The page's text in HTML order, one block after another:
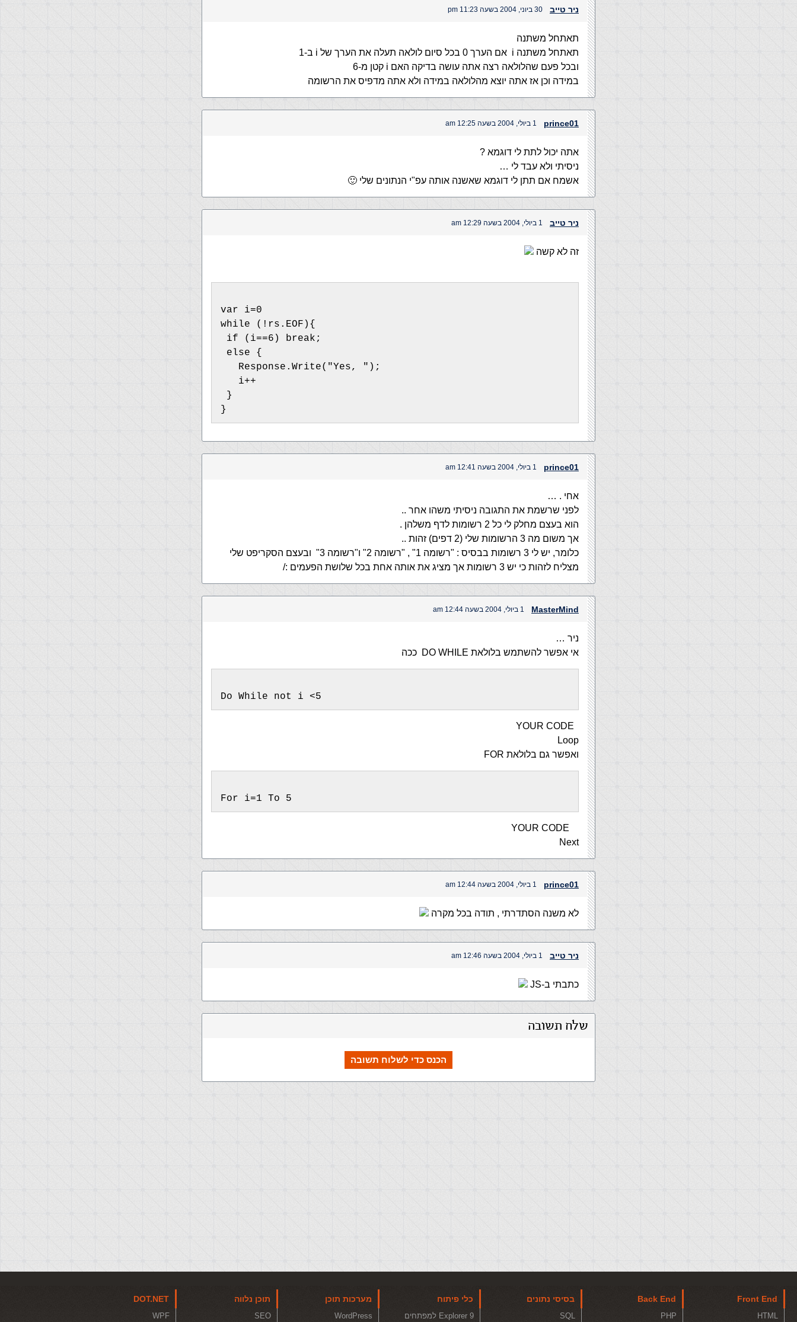
ניר טייב 30 ביוני, 2004 בשעה 11:23 pm
תאתחל משתנה
תאתחל משתנה i אם הערך 0 בכל סיום לולאה תעלה את הערך של i ב-1
ובכל פעם שהלולאה רצה אתה עושה בדיקה האם i קטן מ-6
במידה וכן אז אתה יוצא מהלולאה במידה ולא אתה מדפיס את הרשומה
prince01 1 ביולי, 2004 בשעה 12:25 am
אתה יכול לתת לי דוגמא ?
ניסיתי ולא עבד לי …
אשמח אם תתן לי דוגמא שאשנה אותה עפ"י הנתונים שלי 🙂
ניר טייב 1 ביולי, 2004 בשעה 12:29 am
זה לא קשה
var i=0
while (!rs.EOF){
if (i==6) break;
else {
Response.Write("Yes, ");
i++
}
}
prince01 1 ביולי, 2004 בשעה 12:41 am
אחי . …
לפני שרשמת את התגובה ניסיתי משהו אחר ..
הוא בעצם מחלק לי כל 2 רשומות לדף משלהן .
אך משום מה 3 הרשומות שלי (2 דפים) זהות ..
כלומר, יש לי 3 רשומות בבסיס : "רשומה 1" , "רשומה 2" ו"רשומה 3" ובעצם הסקריפט שלי
מצליח לזהות כי יש 3 רשומות אך מציג את אותה אחת בכל שלושת הפעמים :/
MasterMind 1 ביולי, 2004 בשעה 12:44 am
ניר …
אי אפשר להשתמש בלולאת DO WHILE ככה
Do While not i <5
Loop
ואפשר גם בלולאת FOR
For i=1 To 5
Next
prince01 1 ביולי, 2004 בשעה 12:44 am
לא משנה הסתדרתי , תודה בכל מקרה
ניר טייב 1 ביולי, 2004 בשעה 12:46 am
כתבתי ב-JS
שלח תשובה
הכנס כדי לשלוח תשובה
Front End
HTML
Back End
PHP
בסיסי נתונים
SQL
כלי פיתוח
Explorer 9 למפתחים
מערכות תוכן
WordPress
תוכן נלווה
SEO
DOT.NET
WPF